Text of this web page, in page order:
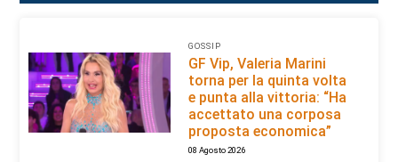
GOSSIP
GF Vip, Valeria Marini
torna per la quinta volta
e punta alla vittoria: “Ha
accettato una corposa
proposta economica”
08 Agosto 2026